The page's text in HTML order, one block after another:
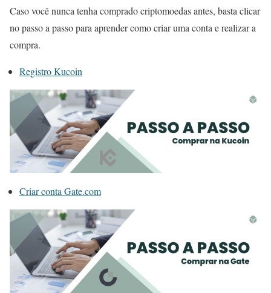
Caso você nunca tenha comprado criptomoedas antes, basta clicar
no passo a passo para aprender como criar uma conta e realizar a
compra.
Registro Kucoin
Criar conta Gate.com